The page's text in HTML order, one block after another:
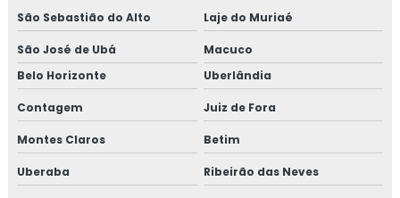
Isolamento térmico de turbinas
Isolamento térmico em fibra cerâmica
Isolamento térmico frio
Isolamento térmico industrial rio de janeiro
Isolamento térmico industrial rj
São Sebastião do Alto Laje do Muriaé
São José de Ubá
Macuco
Belo Horizonte
Uberlândia
Contagem Juiz de Fora
Montes Claros Betim
Uberaba Ribeirão das Neves